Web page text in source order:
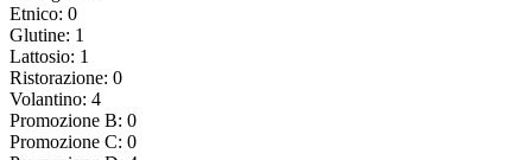
Etnico: 0
Glutine: 1
Lattosio: 1
Ristorazione: 0
Volantino: 4
Promozione B: 0
Promozione C: 0